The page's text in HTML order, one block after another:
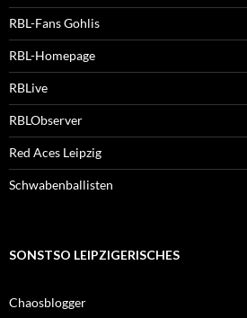
RBL-Fans Gohlis
RBL-Homepage
RBLive
RBLObserver
Red Aces Leipzig
Schwabenballisten
SONSTSO LEIPZIGERISCHES
Chaosblogger